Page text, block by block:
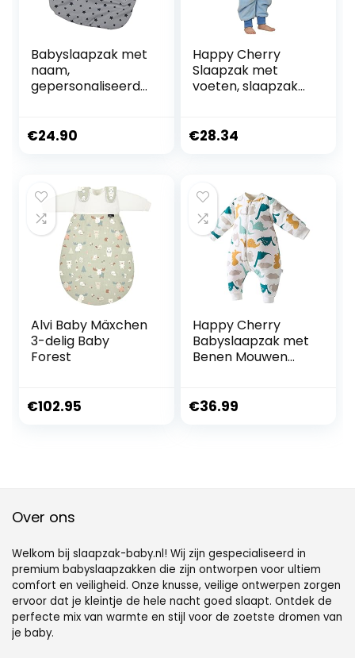
Babyslaapzak met
naam,
gepersonaliseerde
€24.90
Happy Cherry
Slaapzak met
voeten, slaapzak
kinderen pyjama
6, Blauw lange
mouw B, 2-3 Jaren
€28.34
Alvi Baby Mäxchen
3-delig Baby
Forest
€102.95
Happy Cherry
Babyslaapzak met
Benen Mouwen
Jumpsuit
€36.99
Over ons
Welkom bij slaapzak-baby.nl! Wij zijn gespecialiseerd in
premium babyslaapzakken die zijn ontworpen voor ultiem
comfort en veiligheid. Onze knusse, veilige ontwerpen zorgen
ervoor dat je kleintje de hele nacht goed slaapt. Ontdek de
perfecte mix van warmte en stijl voor de zoetste dromen van
je baby.